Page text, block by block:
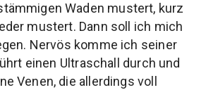
Waden mustert, kurz
mustert. Dann soll ich mich
Nervös komme ich seiner
einen Ultraschall durch und
Venen, die allerdings voll